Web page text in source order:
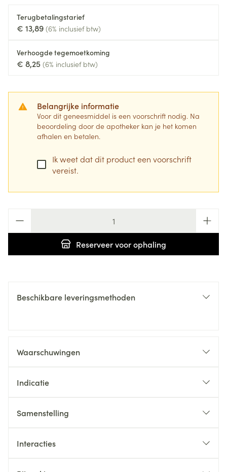
Terugbetalingstarief
€ 13,89 (6% inclusief btw)
Verhoogde tegemoetkoming
€ 8,25 (6% inclusief btw)
Belangrijke informatie
Voor dit geneesmiddel is een voorschrift nodig. Na
beoordeling door de apotheker kan je het komen
afhalen en betalen.
Ik weet dat dit product een voorschrift
vereist.
Reserveervoor ophaling
Beschikbare leveringsmethoden
Waarschuwingen
Indicatie
Samenstelling
Interacties